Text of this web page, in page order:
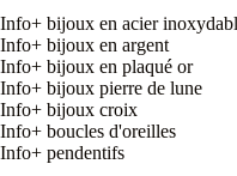
Info+ bijoux en acier
Info+ bijoux en argent
Info+ bijoux en plaqué or
Info+ bijoux pierre de lune
Info+ bijoux croix
Info+ boucles d'oreilles
Info+ pendentifs